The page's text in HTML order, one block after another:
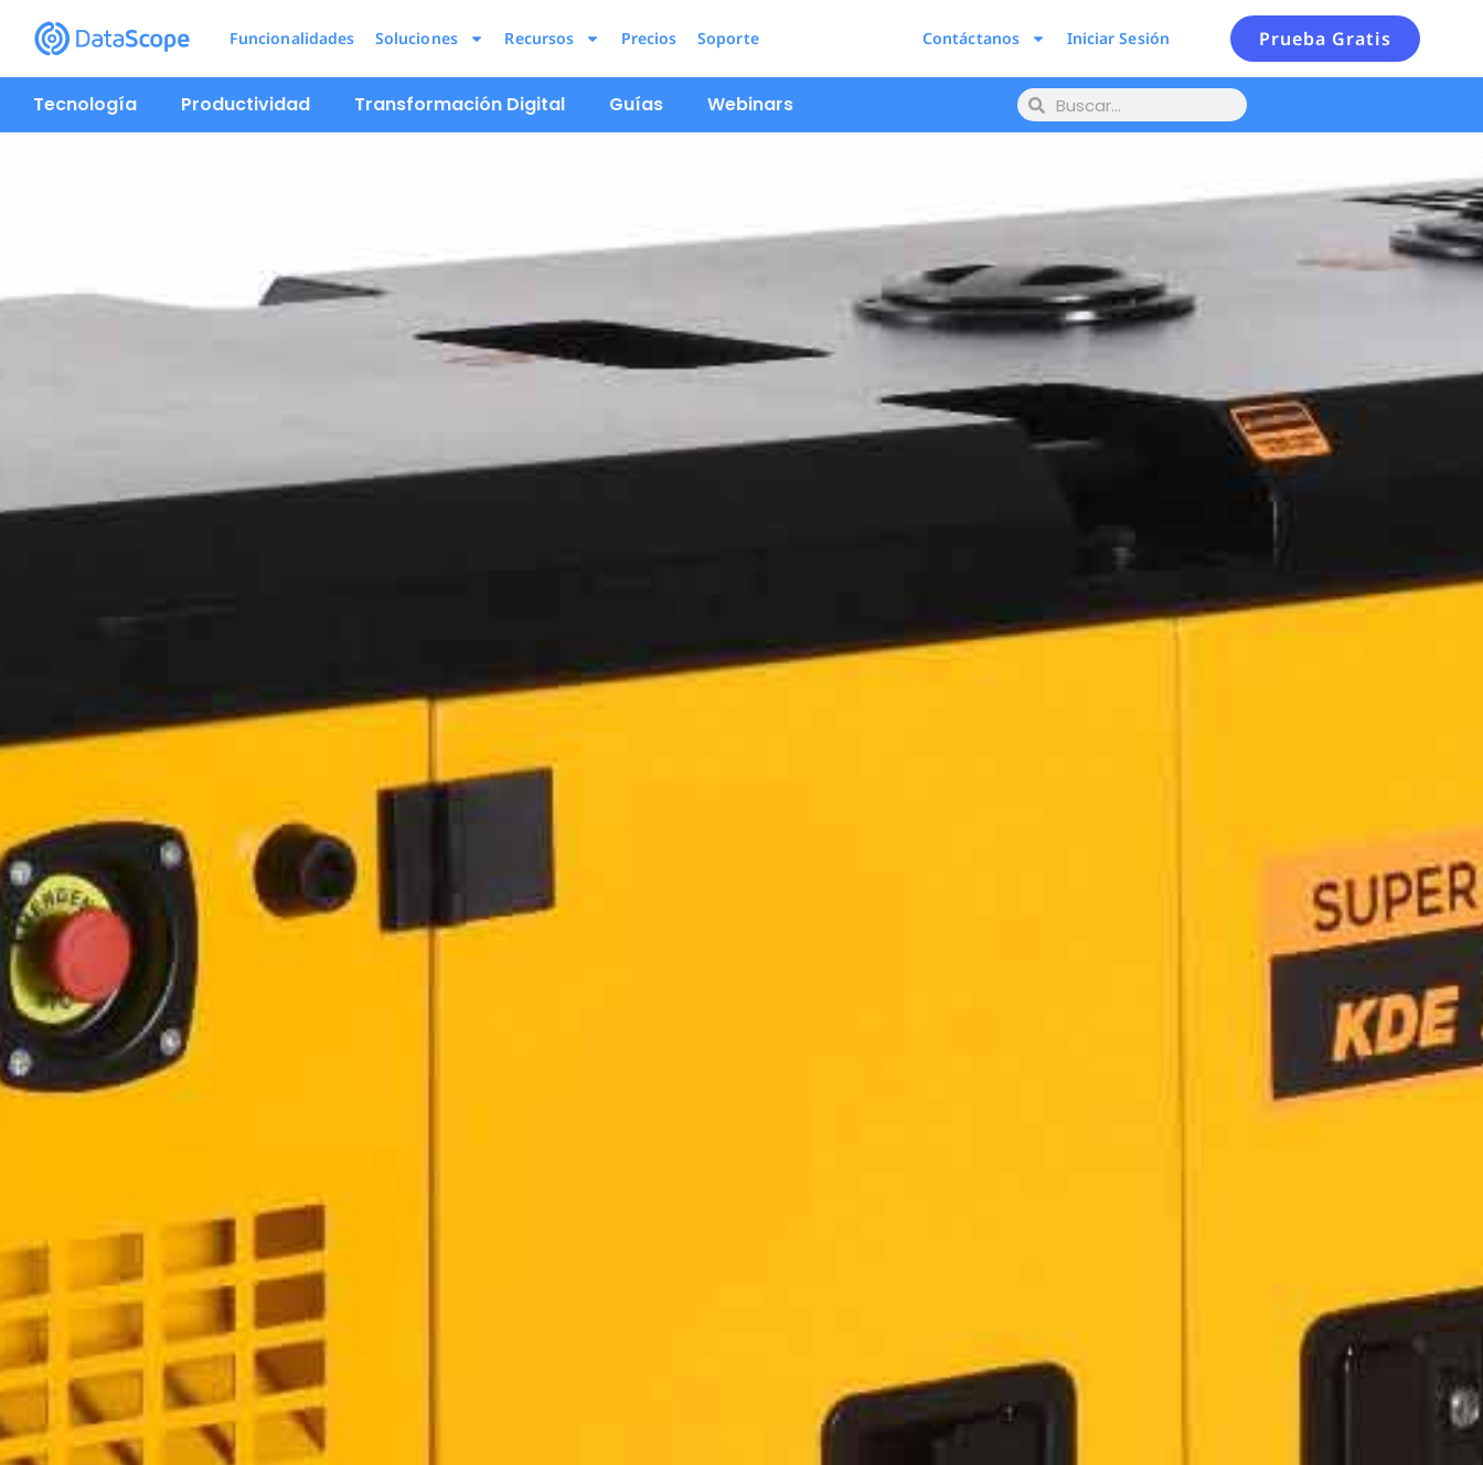
Funcionalidades Soluciones Recursos Precios Soporte Contáctanos Iniciar Sesión Prueba Gratis
Tecnología Productividad Transformación Digital Guías Webinars